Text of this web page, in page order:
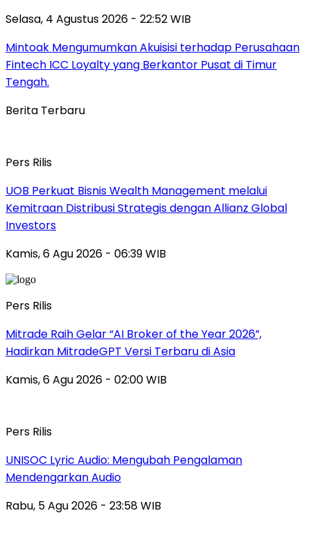
Selasa, 4 Agustus 2026 - 22:52 WIB
Mintoak Mengumumkan Akuisisi terhadap Perusahaan
Fintech ICC Loyalty yang Berkantor Pusat di Timur
Tengah.
Berita Terbaru
Pers Rilis
UOB Perkuat Bisnis Wealth Management melalui
Kemitraan Distribusi Strategis dengan Allianz Global
Investors
Kamis, 6 Agu 2026 - 06:39 WIB
Pers Rilis
Mitrade Raih Gelar “AI Broker of the Year 2026”,
Hadirkan MitradeGPT Versi Terbaru di Asia
Kamis, 6 Agu 2026 - 02:00 WIB
Pers Rilis
UNISOC Lyric Audio: Mengubah Pengalaman
Mendengarkan Audio
Rabu, 5 Agu 2026 - 23:58 WIB